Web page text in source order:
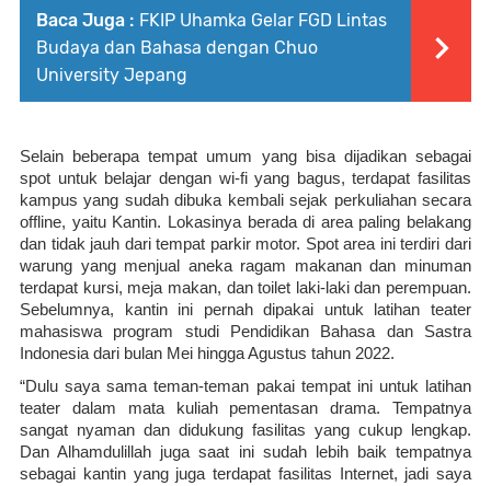
Baca Juga : FKIP Uhamka Gelar FGD Lintas
Budaya dan Bahasa dengan Chuo
University Jepang
Selain beberapa tempat umum yang bisa dijadikan sebagai
spot untuk belajar dengan wi-fi yang bagus, terdapat fasilitas
kampus yang sudah dibuka kembali sejak perkuliahan secara
offline, yaitu Kantin. Lokasinya berada di area paling belakang
dan tidak jauh dari tempat parkir motor. Spot area ini terdiri dari
warung yang menjual aneka ragam makanan dan minuman
terdapat kursi, meja makan, dan toilet laki-laki dan perempuan.
Sebelumnya, kantin ini pernah dipakai untuk latihan teater
mahasiswa program studi Pendidikan Bahasa dan Sastra
Indonesia dari bulan Mei hingga Agustus tahun 2022.
“Dulu saya sama teman-teman pakai tempat ini untuk latihan
teater dalam mata kuliah pementasan drama. Tempatnya
sangat nyaman dan didukung fasilitas yang cukup lengkap.
Dan Alhamdulillah juga saat ini sudah lebih baik tempatnya
sebagai kantin yang juga terdapat fasilitas Internet, jadi saya